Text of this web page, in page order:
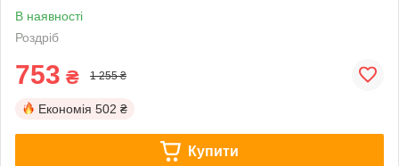
В наявності
Роздріб
753 ₴ 1 255 ₴
Економія 502 ₴
Купити